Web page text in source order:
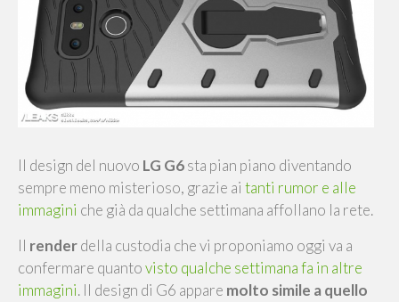
Il design del nuovo LG G6sta pian piano diventando
sempre meno misterioso, grazie ai tanti rumor e alle
immagini che già da qualche settimana affollano la rete.
Il renderdella custodia che vi proponiamo oggi va a
confermare quantovisto qualche settimana fa in altre
immagini. Il design di G6 appare molto simile a quello